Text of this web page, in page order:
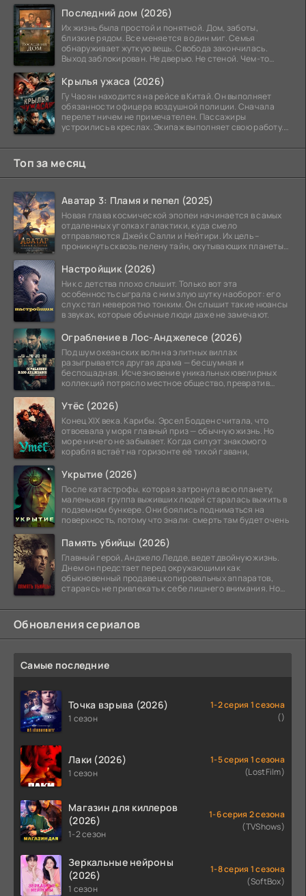
Последний дом (2026)
Их жизнь была простой и понятной. Дом, заботы,
близкие рядом. Все меняется в один миг. Семья
обнаруживает жуткую вещь. Свобода закончилась.
Выход заблокирован. Не дверью. Не стеной. Чем-то
Крылья ужаса (2026)
Гу Чаоян находится на рейсе в Китай. Он выполняет
обязанности офицера воздушной полиции. Сначала
перелет ничем не примечателен. Пассажиры
устроились в креслах. Экипаж выполняет свою работу.
Топ за месяц
Аватар 3: Пламя и пепел (2025)
Новая глава космической эпопеи начинается в самых
отдаленных уголках галактики, куда смело
отправляются Джейк Салли и Нейтири. Их цель –
проникнуть сквозь пелену тайн, окутывающих планеты
Настройщик (2026)
Ник с детства плохо слышит. Только вот эта
особенность сыграла с ним злую шутку наоборот: его
слух стал невероятно тонким. Он слышит такие нюансы
в звуках, которые обычные люди даже не замечают.
Ограбление в Лос-Анджелесе (2026)
Под шум океанских волн на элитных виллах
разыгрывается другая драма — бесшумная и
беспощадная. Исчезновение уникальных ювелирных
коллекций потрясло местное общество, превратив
Утёс (2026)
Конец XIX века. Карибы. Эрсел Бодден считала, что
отвоевала у моря главный приз — обычную жизнь. Но
море ничего не забывает. Когда силуэт знакомого
корабля встаёт на горизонте её тихой гавани,
Укрытие (2026)
После катастрофы, которая затронула всю планету,
маленькая группа выживших людей старалась выжить в
подземном бункере. Они боялись подниматься на
поверхность, потому что знали: смерть там будет очень
Память убийцы (2026)
Главный герой, Анджело Ледде, ведет двойную жизнь.
Днем он предстает перед окружающими как
обыкновенный продавец копировальных аппаратов,
стараясь не привлекать к себе лишнего внимания. Но
Обновления сериалов
Самые последние
Точка взрыва (2026)
1 сезон
1-2 серия 1 сезона
()
Лаки (2026)
1 сезон
1-5 серия 1 сезона
(LostFilm)
Магазин для киллеров
(2026)
1-2 сезон
1-6 серия 2 сезона
(TVShows)
Зеркальные нейроны
(2026)
1 сезон
1-8 серия 1 сезона
(SoftBox)